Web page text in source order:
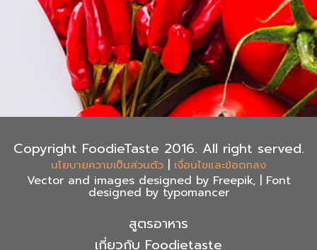
Copyright FoodieTaste 2016. All right served.
นโยบายความเป็นส่วนตัว | เงื่อนไขและข้อตกลง
Vector and images designed by Freepik, | Font
designed by typomancer
สูตรอาหาร
เกี่ยวกับ Foodietaste